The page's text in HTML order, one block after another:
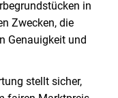
in
Zwecken, die
Genauigkeit und
stellt sicher,